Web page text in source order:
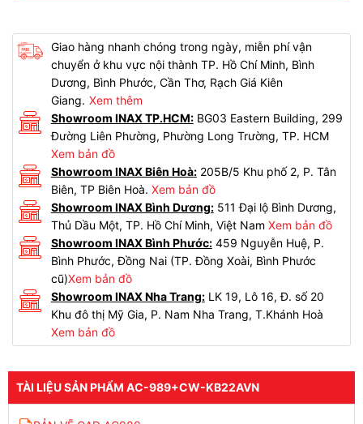
Giao hàng nhanh chóng trong ngày, miễn phí vận
chuyển ở khu vực nội thành TP. Hồ Chí Minh, Bình
Dương, Bình Phước, Cần Thơ, Rạch Giá Kiên
Giang. Xem thêm
Showroom INAX TP.HCM:BG03 Eastern Building, 299
Đường Liên Phường, Phường Long Trường, TP. HCM
Xem bản đồ
Showroom INAX Biên Hoà:205B/5 Khu phố 2, P. Tân
Biên, TP Biên Hoà. Xem bản đồ
Showroom INAX Bình Dương:511 Đại lộ Bình Dương,
Thủ Dầu Một, TP. Hồ Chí Minh, Việt Nam Xem bản đồ
Showroom INAX Bình Phước:459 Nguyễn Huệ, P.
Bình Phước, Đồng Nai (TP. Đồng Xoài, Bình Phước
cũ)Xem bản đồ
Showroom INAX Nha Trang:LK 19, Lô 16, Đ. số 20
Khu đô thị Mỹ Gia, P. Nam Nha Trang, T.Khánh Hoà
Xem bản đồ
TÀI LIỆU SẢN PHẨM AC-989+CW-KB22AVN